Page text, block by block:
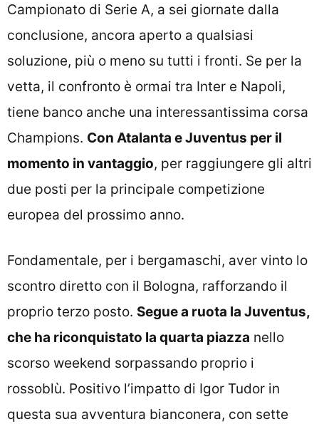
Campionato di Serie A, a sei giornate dalla
conclusione, ancora aperto a qualsiasi
soluzione, più o meno su tutti i fronti. Se per la
vetta, il confronto è ormai tra Inter e Napoli,
tiene banco anche una interessantissima corsa
Champions. Con Atalanta e Juventus per il
momento in vantaggio, per raggiungere gli altri
due posti per la principale competizione
europea del prossimo anno.
Fondamentale, per i bergamaschi, aver vinto lo
scontro diretto con il Bologna, rafforzando il
proprio terzo posto. Segue a ruota la Juventus,
che ha riconquistato la quarta piazza nello
scorso weekend sorpassando proprio i
rossoblù. Positivo l’impatto di Igor Tudor in
questa sua avventura bianconera, con sette